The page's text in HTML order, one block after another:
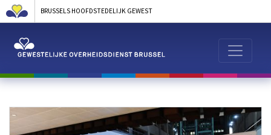
BRUSSELS HOOFDSTEDELIJK GEWEST